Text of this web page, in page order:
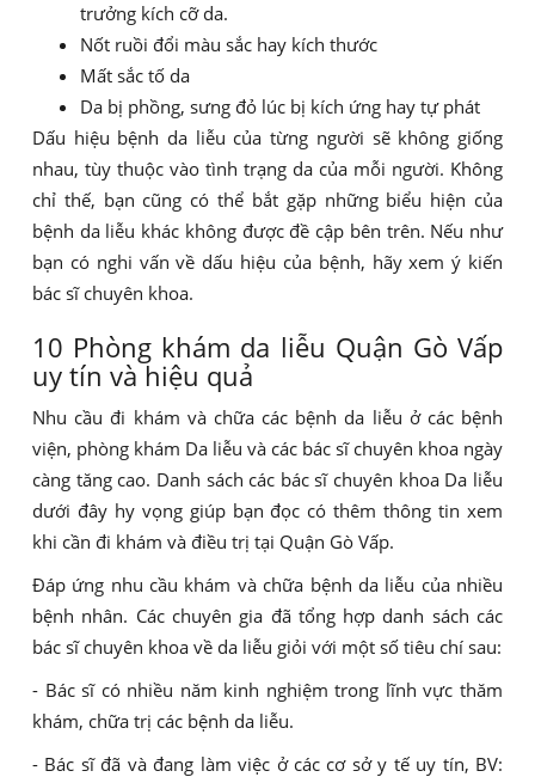
trưởng kích cỡ da.
Nốt ruồi đổi màu sắc hay kích thước
Mất sắc tố da
Da bị phồng, sưng đỏ lúc bị kích ứng hay tự phát
Dấu hiệu bệnh da liễu của từng người sẽ không giống
nhau, tùy thuộc vào tình trạng da của mỗi người. Không
chỉ thế, bạn cũng có thể bắt gặp những biểu hiện của
bệnh da liễu khác không được đề cập bên trên. Nếu như
bạn có nghi vấn về dấu hiệu của bệnh, hãy xem ý kiến
bác sĩ chuyên khoa.
10 Phòng khám da liễu Quận Gò Vấp
uy tín và hiệu quả
Nhu cầu đi khám và chữa các bệnh da liễu ở các bệnh
viện, phòng khám Da liễu và các bác sĩ chuyên khoa ngày
càng tăng cao. Danh sách các bác sĩ chuyên khoa Da liễu
dưới đây hy vọng giúp bạn đọc có thêm thông tin xem
khi cần đi khám và điều trị tại Quận Gò Vấp.
Đáp ứng nhu cầu khám và chữa bệnh da liễu của nhiều
bệnh nhân. Các chuyên gia đã tổng hợp danh sách các
bác sĩ chuyên khoa về da liễu giỏi với một số tiêu chí sau:
- Bác sĩ có nhiều năm kinh nghiệm trong lĩnh vực thăm
khám, chữa trị các bệnh da liễu.
- Bác sĩ đã và đang làm việc ở các cơ sở y tế uy tín, BV: